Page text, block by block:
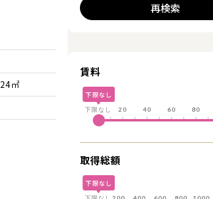
㎡
再検索
賃料
下限なし
下限なし 20 40 60 80
取得総額
下限なし